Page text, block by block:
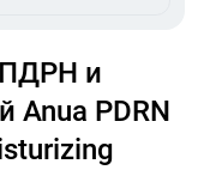
Anua PDRN